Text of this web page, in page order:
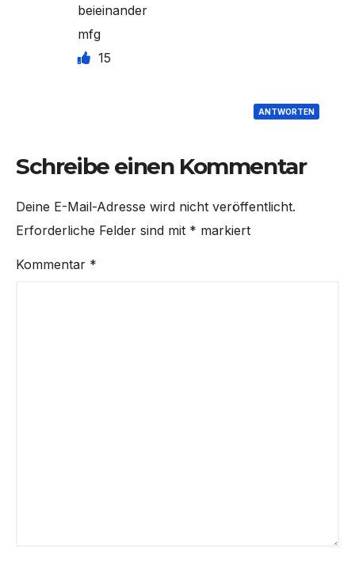
beieinander
mfg
15
ANTWORTEN
Schreibe einen Kommentar
Deine E-Mail-Adresse wird nicht veröffentlicht.
Erforderliche Felder sind mit * markiert
Kommentar *